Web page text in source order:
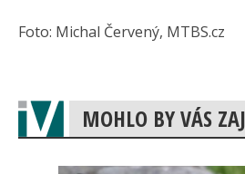
Foto: Michal Červený, MTBS.cz
MOHLO BY VÁS